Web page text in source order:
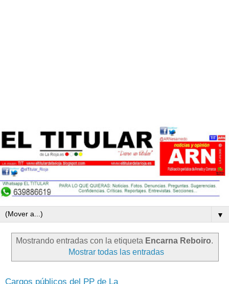
▼
Mostrando entradas con la etiqueta Encarna Reboiro.
Mostrar todas las entradas
Cargos públicos del PP de La